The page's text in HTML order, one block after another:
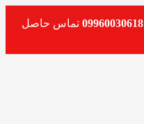
09960030618 تماس حاصل